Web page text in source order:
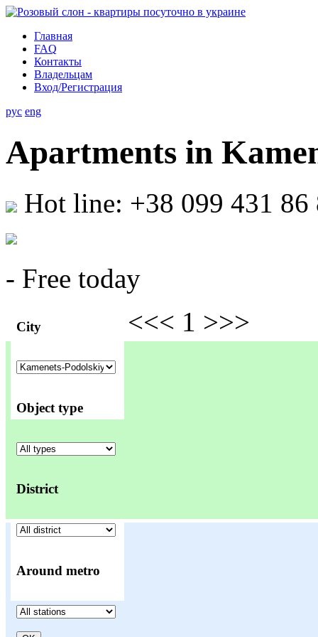
Главная
FAQ
Контакты
Владельцам
Вход/Регистрация
рус eng
Apartments in
Hot line: +38 099 431 86
- Free today
City
Object type
District
Around metro
<<< 1 >>>